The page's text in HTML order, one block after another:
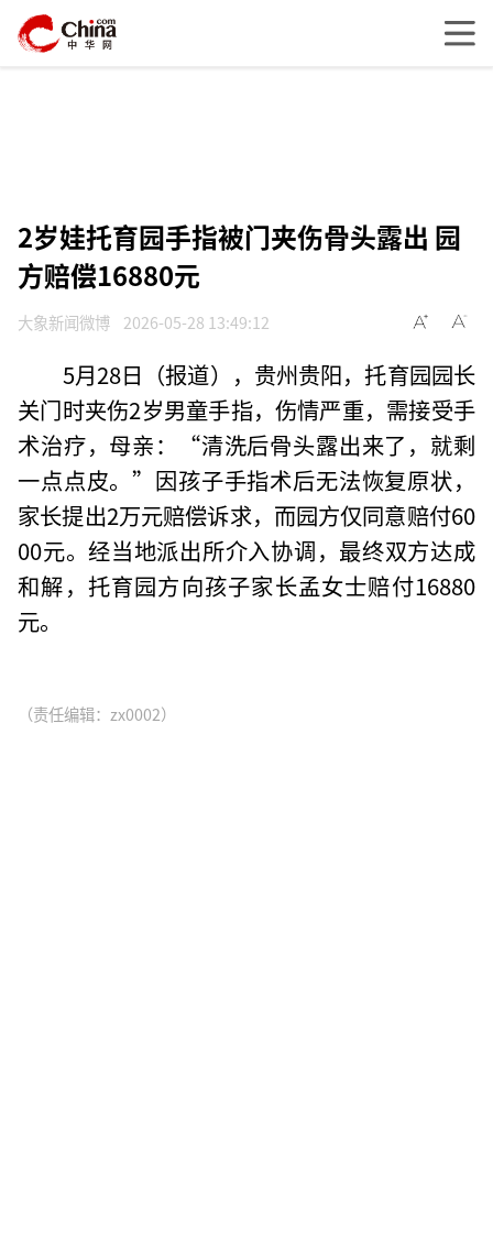
2岁娃托育园手指被门夹伤骨头露出 园
方赔偿16880元
大象新闻微博 2026-05-28 13:49:12
5月28日（报道），贵州贵阳，托育园园长
关门时夹伤2岁男童手指，伤情严重，需接受手
术治疗，母亲：“清洗后骨头露出来了，就剩
一点点皮。”因孩子手指术后无法恢复原状，
家长提出2万元赔偿诉求，而园方仅同意赔付60
00元。经当地派出所介入协调，最终双方达成
和解，托育园方向孩子家长孟女士赔付16880
元。
（责任编辑：zx0002）